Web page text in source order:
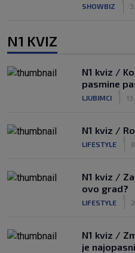
SHOWBIZ
N1 KVIZ
N1 kviz /
pasmine
LJUBIMCI
N1 kviz /
LIFESTYLE
N1 kviz /
ovo grad?
LIFESTYLE
N1 kviz /
je